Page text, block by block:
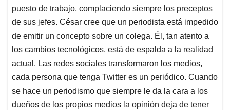
puesto de trabajo, complaciendo siempre los preceptos
de sus jefes. César cree que un periodista está impedido
de emitir un concepto sobre un colega. Él, tan atento a
los cambios tecnológicos, está de espalda a la realidad
actual. Las redes sociales transformaron los medios,
cada persona que tenga Twitter es un periódico. Cuando
se hace un periodismo que siempre le da la cara a los
dueños de los propios medios la opinión deja de tener